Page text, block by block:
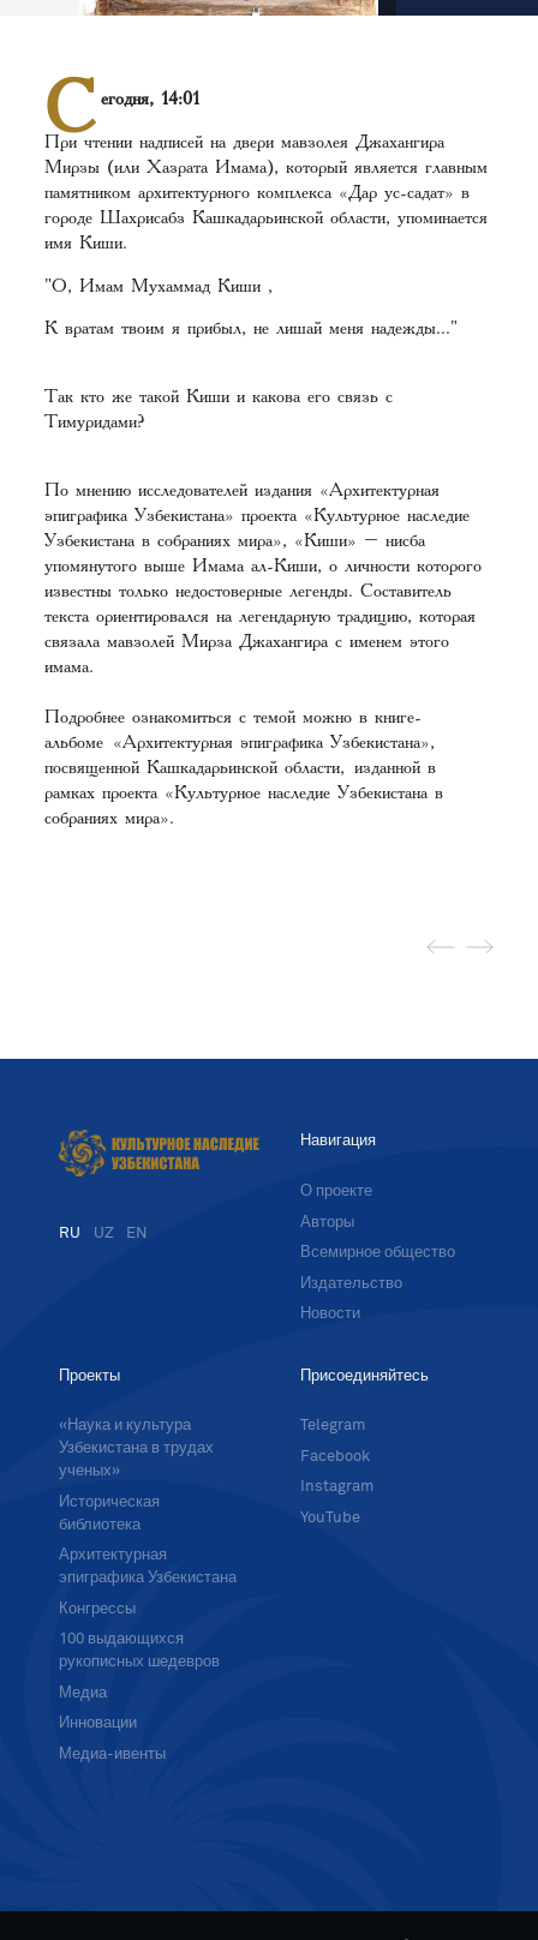
С егодня, 14:01
При чтении надписей на двери мавзолея Джахангира
Мирзы (или Хазрата Имама), который является главным
памятником архитектурного комплекса «Дар ус-садат» в
городе Шахрисабз Кашкадарьинской области, упоминается
имя Киши.
"О, Имам Мухаммад Киши ,
К вратам твоим я прибыл, не лишай меня надежды..."
Так кто же такой Киши и какова его связь с
Тимуридами?
По мнению исследователей издания «Архитектурная
эпиграфика Узбекистана» проекта «Культурное наследие
Узбекистана в собраниях мира»,‌‌ «Киши» – нисба
упомянутого выше Имама ал-Киши, о личности которого
известны только недостоверные легенды. Составитель
текста ориентировался на легендарную традицию, которая
связала мавзолей Мирза Джахангира с именем этого
имама.
Подробнее ознакомиться с темой можно в книге-
альбоме «Архитектурная эпиграфика Узбекистана»,
посвященной Кашкадарьинской области, изданной в
рамках проекта «Культурное наследие Узбекистана в
собраниях мира».‌‌
RU UZ EN
Навигация
О проекте
Авторы
Всемирное общество
Издательство
Новости
Проекты
«Наука и культура
Узбекистана в трудах
ученых»
Историческая
библиотека
Архитектурная
эпиграфика Узбекистана
Конгрессы
100 выдающихся
рукописных шедевров
Медиа
Инновации
Медиа-ивенты
Присоединяйтесь
Telegram
Facebook
Instagram
YouTube